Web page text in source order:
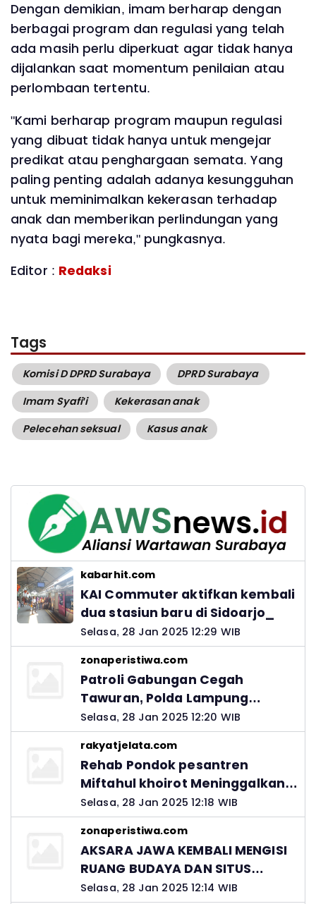
‎Dengan demikian, imam berharap dengan
berbagai program dan regulasi yang telah
ada masih perlu diperkuat agar tidak hanya
dijalankan saat momentum penilaian atau
perlombaan tertentu.
‎"Kami berharap program maupun regulasi
yang dibuat tidak hanya untuk mengejar
predikat atau penghargaan semata. Yang
paling penting adalah adanya kesungguhan
untuk meminimalkan kekerasan terhadap
anak dan memberikan perlindungan yang
nyata bagi mereka," pungkasnya.
Editor : Redaksi
Tags
Komisi D DPRD Surabaya
DPRD Surabaya
Imam Syafi'i
Kekerasan anak
Pelecehan seksual
Kasus anak
kabarhit.com
KAI Commuter aktifkan kembali
dua stasiun baru di Sidoarjo_
Selasa, 28 Jan 2025 12:29 WIB
zonaperistiwa.com
Patroli Gabungan Cegah
Tawuran, Polda Lampung
Ingatkan Peran Orang Tua
Selasa, 28 Jan 2025 12:20 WIB
rakyatjelata.com
Rehab Pondok pesantren
Miftahul khoirot Meninggalkan
Hutang Ke Material, Mantan
Kadis PUPR Harus Bertanggung
Jawab
Selasa, 28 Jan 2025 12:18 WIB
zonaperistiwa.com
AKSARA JAWA KEMBALI MENGISI
RUANG BUDAYA DAN SITUS
LELUHUR NUSANTARA
Selasa, 28 Jan 2025 12:14 WIB